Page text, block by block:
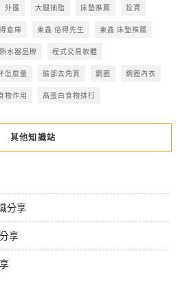
外匯 大腿抽脂 床墊推薦 投資
倉庫 東鑫 倍得先生 東鑫 床墊推薦
熱水器品牌 程式交易軟體
怎麼量 臉部去角質 鋼圈 鋼圈內衣
物作用 高蛋白食物排行
其他知識站
分享
享